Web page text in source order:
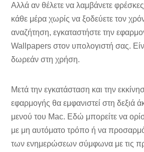
Αλλά αν θέλετε να λαμβάνετε
κάθε μέρα χωρίς να ξοδεύετε τον
αναζήτηση, εγκαταστήστε την
Wallpapers στον υπολογιστή σας.
δωρεάν στη χρήση.
Μετά την εγκατάσταση και την
εφαρμογής θα εμφανιστεί στη δεξιά
μενού του Mac. Εδώ μπορείτε να
με μη αυτόματο τρόπο ή να
των ενημερώσεων σύμφωνα με τις